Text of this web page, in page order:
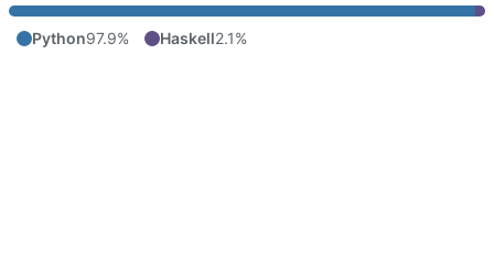
Python97.9% Haskell2.1%